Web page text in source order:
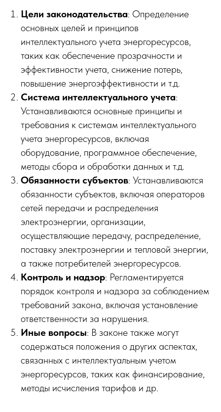
Цели законодательства: Определение
основных целей и принципов
интеллектуального учета энергоресурсов,
таких как обеспечение прозрачности и
эффективности учета, снижение потерь,
повышение энергоэффективности и т.д.
Система интеллектуального учета:
Устанавливаются основные принципы и
требования к системам интеллектуального
учета энергоресурсов, включая
оборудование, программное обеспечение,
методы сбора и обработки данных и т.д.
Обязанности субъектов: Устанавливаются
обязанности субъектов, включая операторов
сетей передачи и распределения
электроэнергии, организации,
осуществляющие передачу, распределение,
поставку электроэнергии и тепловой энергии,
а также потребителей энергоресурсов.
Контроль и надзор: Регламентируется
порядок контроля и надзора за соблюдением
требований закона, включая установление
ответственности за нарушения.
Иные вопросы: В законе также могут
содержаться положения о других аспектах,
связанных с интеллектуальным учетом
энергоресурсов, таких как финансирование,
методы исчисления тарифов и др.